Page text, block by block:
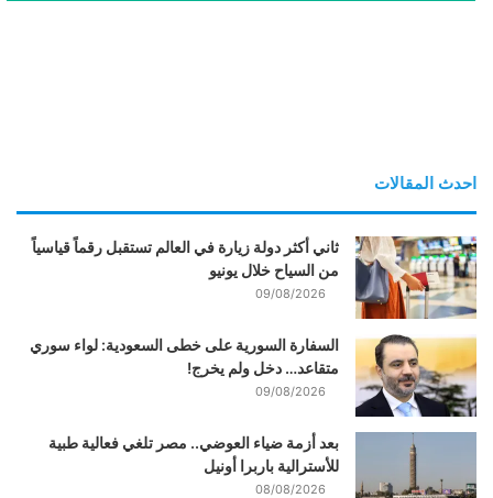
احدث المقالات
ثاني أكثر دولة زيارة في العالم تستقبل رقماً قياسياً
من السياح خلال يونيو
09/08/2026
السفارة السورية على خطى السعودية: لواء سوري
متقاعد… دخل ولم يخرج!
09/08/2026
بعد أزمة ضياء العوضي.. مصر تلغي فعالية طبية
للأسترالية باربرا أونيل
08/08/2026